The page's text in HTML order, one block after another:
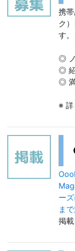
携
ク
す。
◎
◎
◎
※ 詳
ー
ま
掲載